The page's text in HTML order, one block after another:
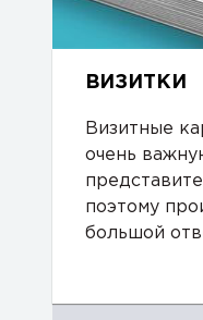
ВИЗИТКИ
Визитные
очень
поэтому
большой